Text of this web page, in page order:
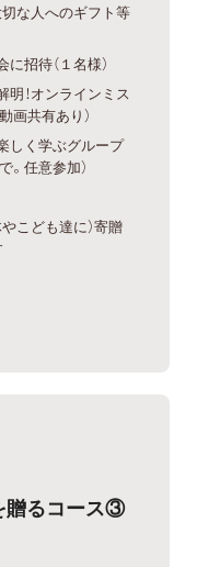
な人へのギフト等
招待（１名様）
！オンラインミス
画共有あり）
楽しく学ぶグループ
。任意参加）
こども達に）寄贈
贈るコース③